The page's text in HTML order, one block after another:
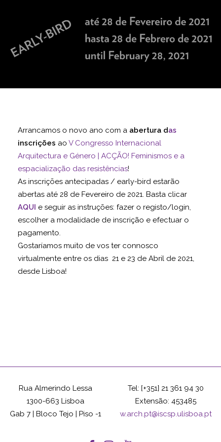
Arrancamos o novo ano com a abertura das
inscrições ao V Congresso Internacional
Arquitectura e Género | ACÇÃO! Feminismos e a
espacialização das resistências!
As inscrições antecipadas / early-bird estarão
abertas até 28 de Fevereiro de 2021. Basta clicar
AQUI e seguir as instruções: fazer o registo/login,
escolher a modalidade de inscrição e efectuar o
pagamento.
Gostaríamos muito de vos ter connosco
virtualmente entre os dias 21 e 23 de Abril de 2021,
desde Lisboa!
Rua Almerindo Lessa
1300-663 Lisboa
Gab 7 | Bloco Tejo | Piso -1
Tel: [+351] 21 361 94 30
Extensão: 453485
w.arch.pt@iscsp.ulisboa.pt